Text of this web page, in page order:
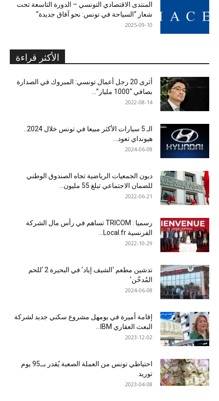
المنتدى الاقتصادي التونسي – الدورة التاسعة تحت
شعار “السياحة في تونس: نحو آفاق جديدة”
2025-09-10
الأكثر قراءة
أثرى 20 رجل أعمال تونسي: المبروك في الصدارة
بصافي “1000 مليار”...
2022-08-14
هيونداي تعود...
2024-06-08
ديون الجمعيات الرياضية تجاه الصندوق الوطني
للضمان الاجتماعي تبلغ 55 مليون...
2022-06-21
رسميا : TRICOM تساهم في رأس مال الشركة
الفرنسية Local.fr...
2022-10-29
تدشين مطعم ‘الشيف إياد’ في البحيرة 2 ‘للحم
المُدخّن’
2024-06-08
إقامة أميرة في بومهل مشروع سكني جديد لشركة
البعث العقاري IBM...
2023-12-02
احتياطي تونس من العملة الصعبة يُقدر بــ95 يوم
توريد
2023-04-08